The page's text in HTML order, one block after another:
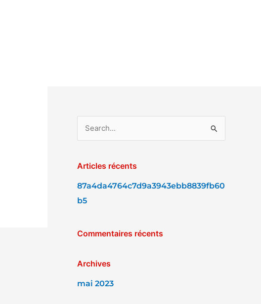
e
r
h
r
Articles récents
87a4da4764c7d9a3943ebb8839fb60
b5
Commentaires récents
Archives
mai 2023